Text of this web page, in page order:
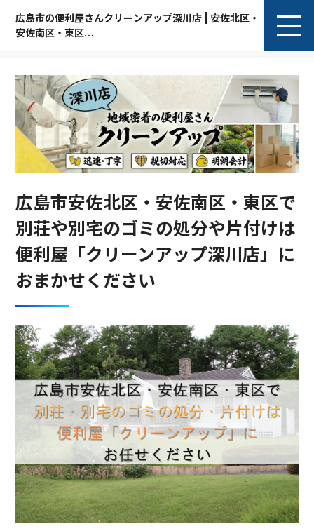
広島市の便利屋さんクリーンアップ深川店 | 安佐北区・
安佐南区・東区
広島市安佐北区・安佐南区・東区で
別荘や別宅のゴミの処分や片付けは
便利屋「クリーンアップ深川店」に
おまかせください